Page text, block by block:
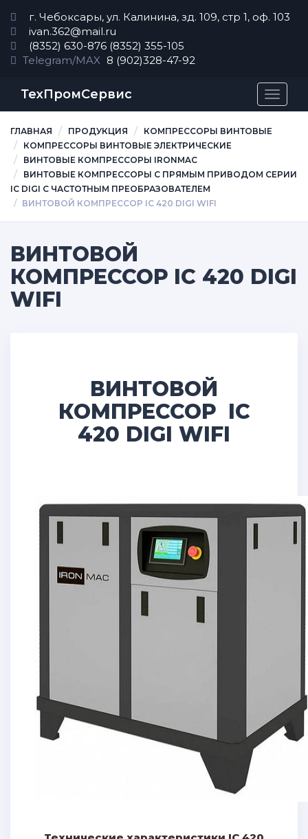
г. Чебоксары, ул. Калинина, зд. 109, стр 1, оф. 103
ivan.362@mail.ru
(8352) 630-876 (8352) 355-105
Telegram/MAX 8 (902)328-47-92
ТехПромСервис
ГЛАВНАЯ ПРОДУКЦИЯ
КОМПРЕССОРЫ ВИНТОВЫЕ
КОМПРЕССОРЫ ВИНТОВЫЕ ЭЛЕКТРИЧЕСКИЕ
ВИНТОВЫЕ КОМПРЕССОРЫ IRONMAC
ВИНТОВЫЕ КОМПРЕССОРЫ С ПРЯМЫМ ПРИВОДОМ СЕРИИ
IC DIGI C ЧАСТОТНЫМ ПРЕОБРАЗОВАТЕЛЕМ
ВИНТОВОЙ КОМПРЕССОР IC 420 DIGI WIFI
ВИНТОВОЙ
КОМПРЕССОР IC 420 DIGI
WIFI
ВИНТОВОЙ
КОМПРЕССОР IC
420 DIGI WIFI